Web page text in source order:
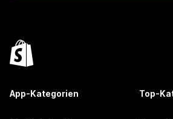
App-Kategorien Top-